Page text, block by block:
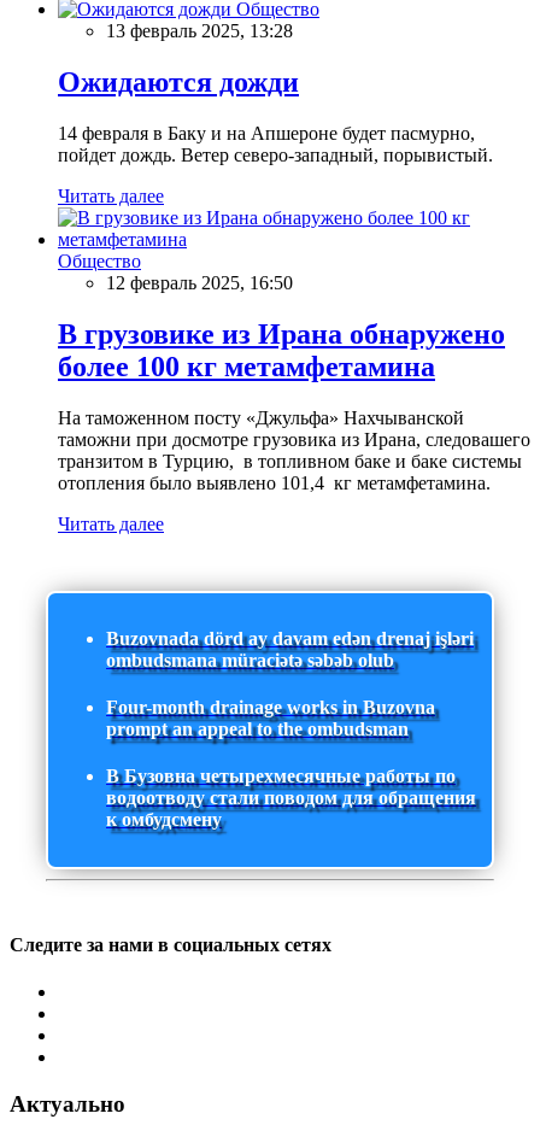
Общество
13 февраль 2025, 13:28
Ожидаются дожди
14 февраля в Баку и на Апшероне будет пасмурно,
пойдет дождь. Ветер северо-западный, порывистый.
Читать далее
Общество
12 февраль 2025, 16:50
В грузовике из Ирана обнаружено
более 100 кг метамфетамина
На таможенном посту «Джульфа» Нахчыванской
таможни при досмотре грузовика из Ирана, следовашего
транзитом в Турцию, в топливном баке и баке системы
отопления было выявлено 101,4 кг метамфетамина.
Читать далее
Buzovnada dörd ay davam edən drenaj işləri
ombudsmana müraciətə səbəb olub
Four-month drainage works in Buzovna
prompt an appeal to the ombudsman
В Бузовна четырехмесячные работы по
водоотводу стали поводом для обращения
к омбудсмену
Следите за нами в социальных сетях
Актуально